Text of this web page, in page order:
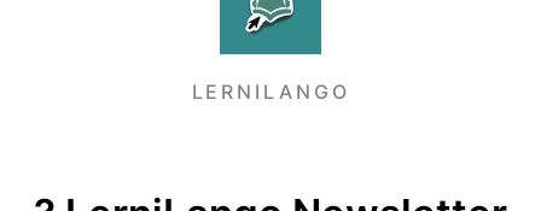
LERNILANGO